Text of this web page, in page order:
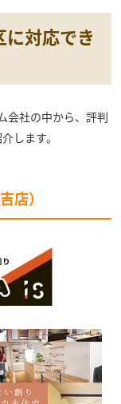
対応でき
会社の中から、評判
します。
店）